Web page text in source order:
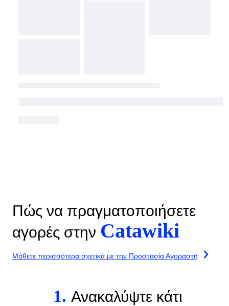
Πώς να πραγματοποιήσετε
αγορές στην Catawiki
Μάθετε περισσότερα σχετικά με την Προστασία Αγοραστή
1. Ανακαλύψτε κάτι